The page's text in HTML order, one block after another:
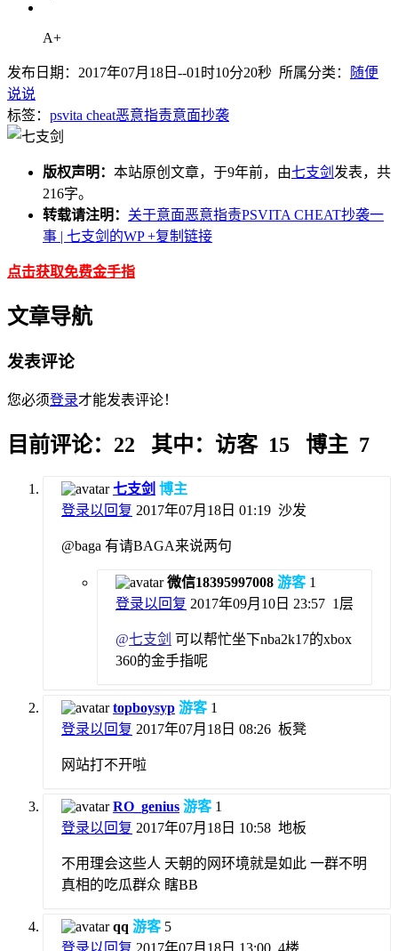
A+
发布日期：2017年07月18日--01时10分20秒 所属分类：
随便
说说
标签： psvita cheat恶意指责意面抄袭
版权声明： 本站原创文章，于9年前，由七支剑 发表，共
216字。
转载请注明： 关于意面恶意指责PSVITA CHEAT抄袭一
事 | 七支剑的WP+复制链接
点击获取免费金手指
文章导航
发表评论
您必须登录才能发表评论！
目前评论：22 其中：访客 15 博主 7
七支剑 博主
登录以回复 2017年07月18日 01:19 沙发
@baga 有请BAGA来说两句
微信18395997008 游客 1
登录以回复 2017年09月10日 23:57 1层
@七支剑 可以帮忙坐下nba2k17的xbox
360的金手指呢
topboysyp 游客 1
登录以回复 2017年07月18日 08:26 板凳
网站打不开啦
RO_genius 游客 1
登录以回复 2017年07月18日 10:58 地板
不用理会这些人 天朝的网环境就是如此 一群不明
真相的吃瓜群众 瞎BB
qq 游客 5